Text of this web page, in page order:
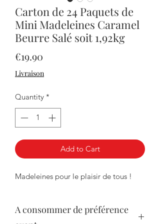
Carton de 24 Paquets de
Mini Madeleines Caramel
Beurre Salé soit 1,92kg
€19.90
Livraison
Quantity *
Add to Cart
Madeleines pour le plaisir de tous !
A consommer de préférence